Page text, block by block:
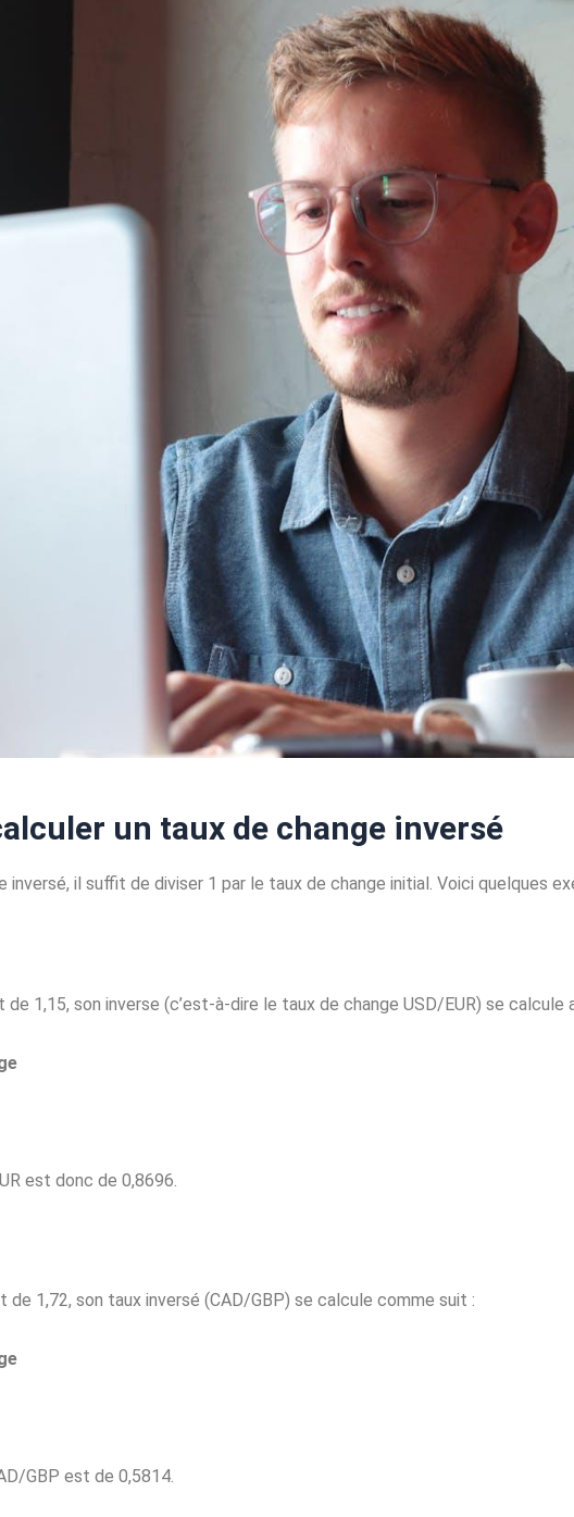
un taux de change inversé
inversé, il suffit de diviser 1 par le taux de change initial. Voici quelques
1,15, son inverse (c’est-à-dire le taux de change USD/EUR) se calcule
est donc de 0,8696.
de 1,72, son taux inversé (CAD/GBP) se calcule comme suit :
GBP est de 0,5814.